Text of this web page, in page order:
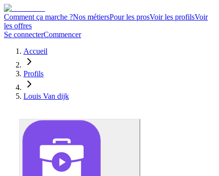
Comment ça marche ?Nos métiersPour les prosVoir les profilsVoir
les offres
Se connecterCommencer
Accueil
Profils
Louis Van dijk